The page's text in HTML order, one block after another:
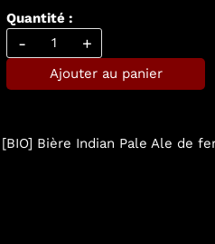
Quantité :
- +
Ajouter au panier
[BIO] Bière Indian Pale Ale de